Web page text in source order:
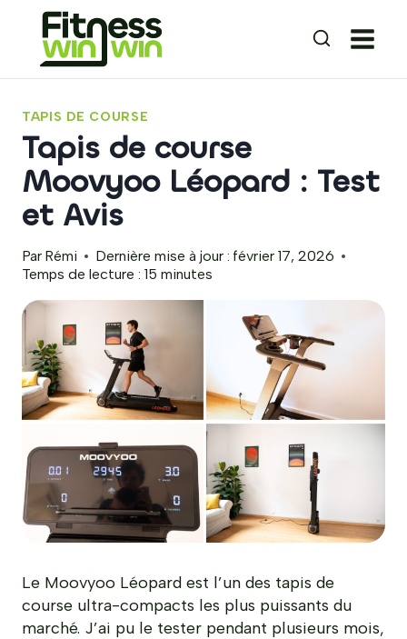
contenu
TAPIS DE COURSE
Tapis de course
Moovyoo Léopard : Test
et Avis
Par Rémi Dernière mise à jour : février 17, 2026
Temps de lecture : 15 minutes
Le Moovyoo Léopard est l’un des tapis de
course ultra-compacts les plus puissants du
marché. J’ai pu le tester pendant plusieurs mois,